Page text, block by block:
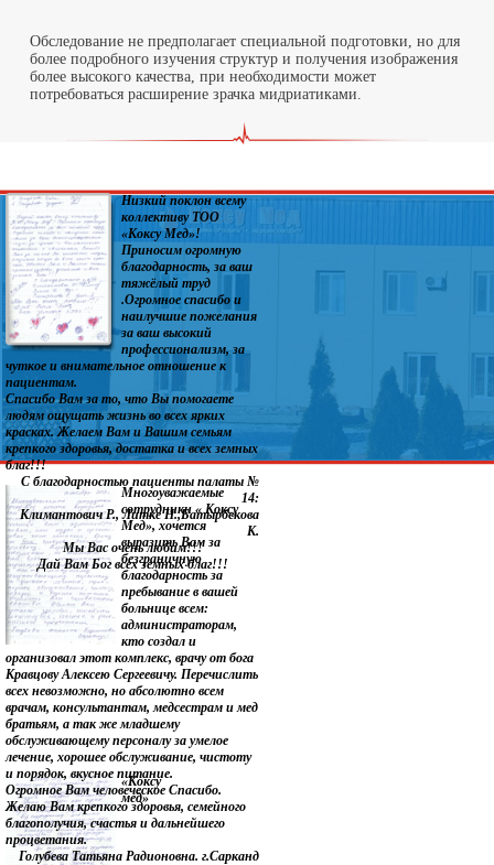
Обследование не предполагает специальной подготовки, но для
более подробного изучения структур и получения изображения
более высокого качества, при необходимости может
потребоваться расширение зрачка мидриатиками.
Низкий поклон всему
коллективу ТОО
«Коксу Мед»!
Приносим огромную
благодарность, за ваш
тяжёлый труд
.Огромное спасибо и
наилучшие пожелания
за ваш высокий
профессионализм, за
чуткое и внимательное отношение к
пациентам.
Спасибо Вам за то, что Вы помогаете
людям ощущать жизнь во всех ярких
красках. Желаем Вам и Вашим семьям
крепкого здоровья, достатка и всех земных
благ!!!
С благодарностью пациенты палаты №
14:
Климантович Р., Литке Н.,Батырбекова
К.
Мы Вас очень любим!!!
Дай Вам Бог всех земных благ!!!
Многоуважаемые
сотрудники « Коксу
Мед», хочется
выразить Вам за
безграничную
благодарность за
пребывание в вашей
больнице всем:
администраторам,
кто создал и
организовал этот комплекс, врачу от бога
Кравцову Алексею Сергеевичу. Перечислить
всех невозможно, но абсолютно всем
врачам, консультантам, медсестрам и мед
братьям, а так же младшему
обслуживающему персоналу за умелое
лечение, хорошее обслуживание, чистоту
и порядок, вкусное питание.
Огромное Вам человеческое Спасибо.
Желаю Вам крепкого здоровья, семейного
благополучия, счастья и дальнейшего
процветания.
Голубева Татьяна Радионовна. г.Сарканд
«Коксу
мед»